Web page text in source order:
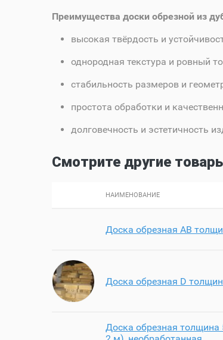
Преимущества доски обрезной из
высокая твёрдость и
однородная текстура и ровный
стабильность размеров и
простота обработки и
долговечность и эстетичность
Смотрите другие
НАИМЕНОВАНИЕ
Доска обрезная AB
Доска обрезная D
Доска обрезная